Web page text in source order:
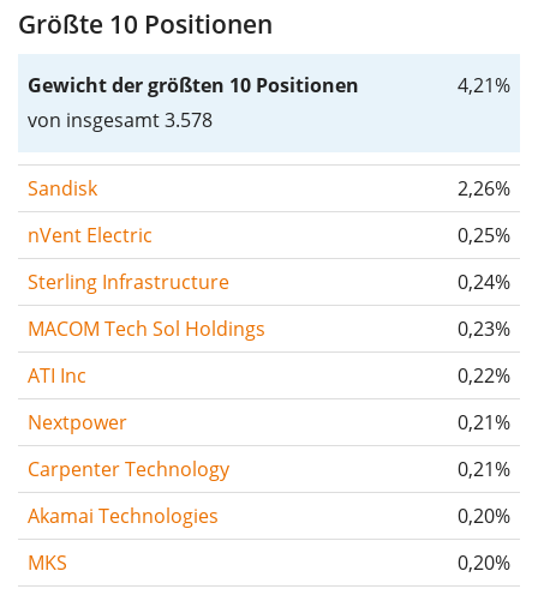
Größte 10 Positionen
Gewicht der größten 10 Positionen
von insgesamt 3.578
4,21%
Sandisk
2,26%
nVent Electric
0,25%
Sterling Infrastructure
0,24%
MACOM Tech Sol Holdings
0,23%
ATI Inc
0,22%
Nextpower
0,21%
Carpenter Technology
0,21%
Akamai Technologies
0,20%
MKS
0,20%